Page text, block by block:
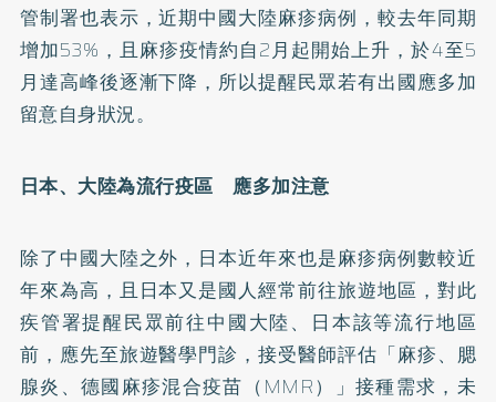
管制署也表示，近期中國大陸麻疹病例，較去年同期
增加53%，且麻疹疫情約自2月起開始上升，於4至5
月達高峰後逐漸下降，所以提醒民眾若有出國應多加
留意自身狀況。
日本、大陸為流行疫區 應多加注意
除了中國大陸之外，日本近年來也是麻疹病例數較近
年來為高，且日本又是國人經常前往旅遊地區，對此
疾管署提醒民眾前往中國大陸、日本該等流行地區
前，應先至旅遊醫學門診，接受醫師評估「麻疹、腮
腺炎、德國麻疹混合疫苗（MMR）」接種需求，未